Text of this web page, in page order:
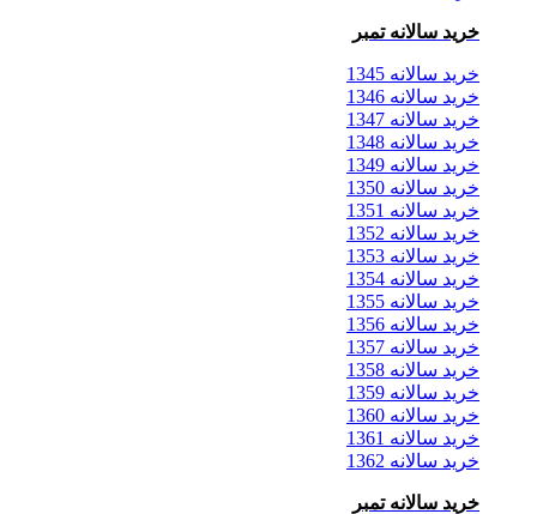
خرید سالانه تمبر
خرید سالانه 1345
خرید سالانه 1346
خرید سالانه 1347
خرید سالانه 1348
خرید سالانه 1349
خرید سالانه 1350
خرید سالانه 1351
خرید سالانه 1352
خرید سالانه 1353
خرید سالانه 1354
خرید سالانه 1355
خرید سالانه 1356
خرید سالانه 1357
خرید سالانه 1358
خرید سالانه 1359
خرید سالانه 1360
خرید سالانه 1361
خرید سالانه 1362
خرید سالانه تمبر